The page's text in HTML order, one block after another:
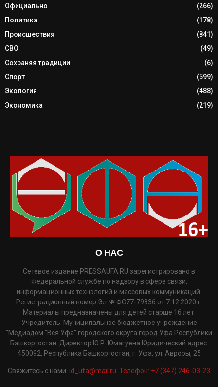
Официально
(266)
Политика
(178)
Происшествия
(841)
СВО
(49)
Сохраняя традиции
(6)
Спорт
(599)
Экология
(488)
Экономика
(219)
О НАС
Сетевое издание PRESSAUFA.RU зарегистрировано в
Федеральной службе по надзору в сфере связи,
информационных технологий и массовых коммуникаций.
Регистрационный номер Эл № ФС77-79836 от 7.12.2020 г.
Материалы предназначены для детей старше 16 лет.
Учредитель: Муниципальное бюджетное учреждение
"Медиадом "Вся Уфа" городского округа город Уфа Республики
Башкортостан. Директор Ю.Р. Юмагуена Юридический адрес:
450092, Республика Башкортостан, г. Уфа, ул. Авроры, 25
Свяжитесь с нами: id_ufa@mail.ru. Телефон: +7 (347) 246-03-23